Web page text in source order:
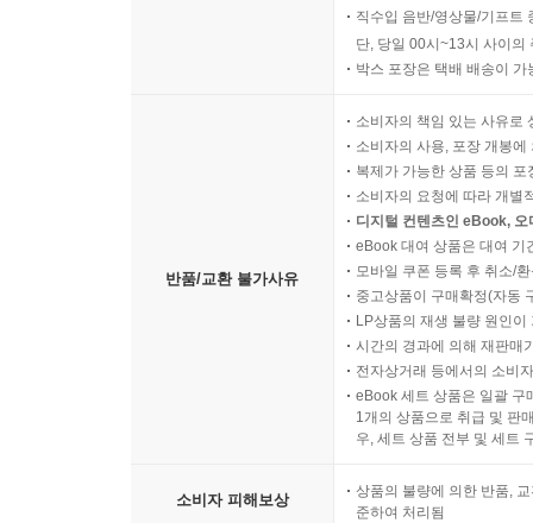
직수입 음반/영상물/기프트
단, 당일 00시~13시 사이의
박스 포장은 택배 배송이
반품/교환 불가사유
소비자의 책임 있는 사유로
소비자의 사용, 포장 개봉
복제가 가능한 상품 등의
소비자의 요청에 따라 개별
디지털 컨텐츠인 eBook,
eBook 대여 상품은 대여 기
모바일 쿠폰 등록 후 취소/
중고상품이 구매확정(자동
LP상품의 재생 불량 원인
시간의 경과에 의해 재판매
전자상거래 등에서의 소비
eBook 세트 상품은 일괄 구
1개의 상품으로 취급 및 판
우, 세트 상품 전부 및 세트
소비자 피해보상
상품의 불량에 의한 반품,
준하여 처리됨